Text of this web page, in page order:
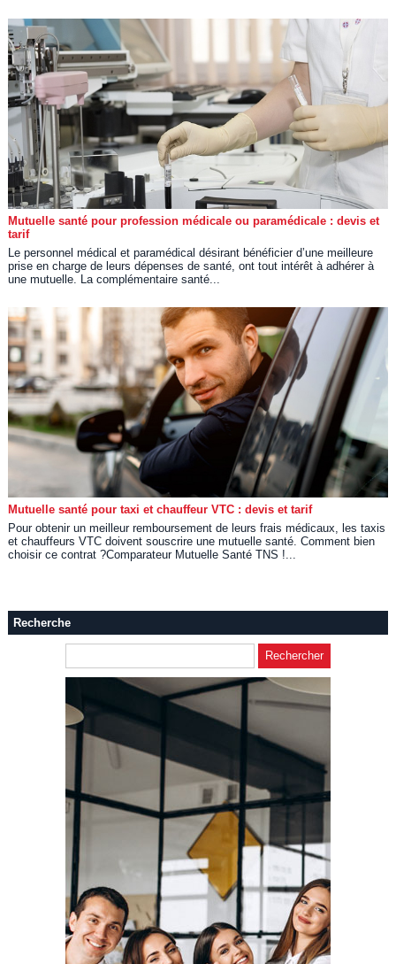
Mutuelle santé pour profession médicale ou paramédicale : devis et
tarif
Le personnel médical et paramédical désirant bénéficier d’une meilleure
prise en charge de leurs dépenses de santé, ont tout intérêt à adhérer à
une mutuelle. La complémentaire santé...
Mutuelle santé pour taxi et chauffeur VTC : devis et tarif
Pour obtenir un meilleur remboursement de leurs frais médicaux, les taxis
et chauffeurs VTC doivent souscrire une mutuelle santé. Comment bien
choisir ce contrat ?Comparateur Mutuelle Santé TNS !...
Recherche